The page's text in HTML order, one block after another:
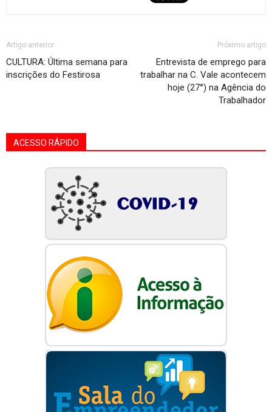
Artigo anterior
CULTURA: Última semana para
inscrições do Festirosa
Próximo artigo
Entrevista de emprego para
trabalhar na C. Vale acontecem
hoje (27°) na Agência do
Trabalhador
ACESSO RÁPIDO